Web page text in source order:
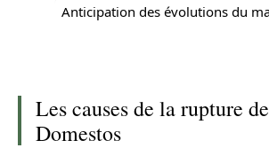
Anticipation des évolutions du
Les causes de la rupture
Domestos